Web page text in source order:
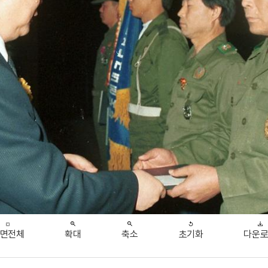
전체 확대 축소 초기화 다운